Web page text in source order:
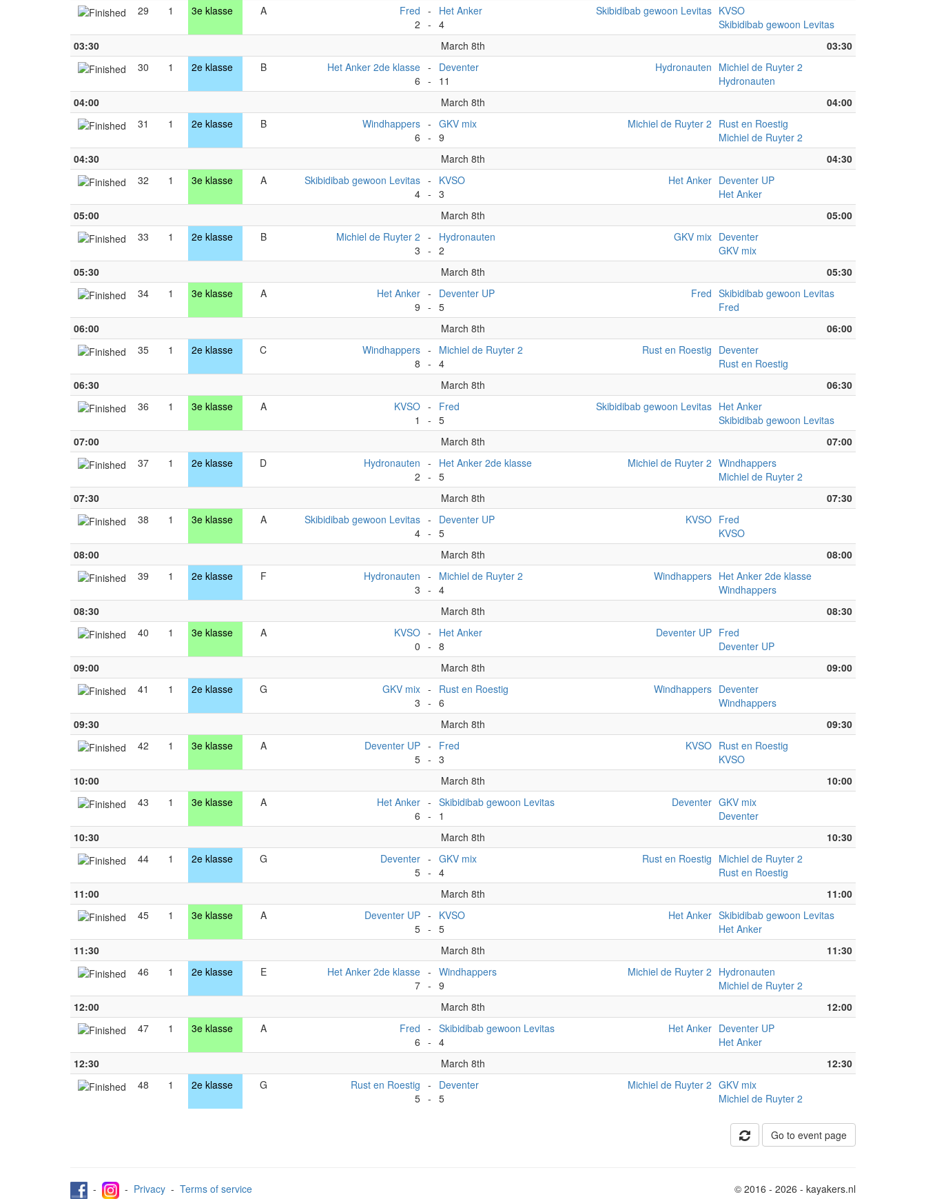
29
1 3e klasse A
Fred
2
-
-
Het Anker
4
Skibidibab gewoon Levitas KVSO
Skibidibab gewoon Levitas
03:30
March 8th
03:30
30
1 2e klasse B
Het Anker 2de klasse
6
-
-
Deventer
11
Hydronauten Michiel de Ruyter 2
Hydronauten
04:00
March 8th
04:00
31
1 2e klasse B
Windhappers
6
-
-
GKV mix
9
Michiel de Ruyter 2 Rust en Roestig
Michiel de Ruyter 2
04:30
March 8th
04:30
32
1 3e klasse A
Skibidibab gewoon Levitas
4
-
-
KVSO
3
Het Anker Deventer UP
Het Anker
05:00
March 8th
05:00
33
1 2e klasse B
Michiel de Ruyter 2
3
-
-
Hydronauten
2
GKV mix Deventer
GKV mix
05:30
March 8th
05:30
34
1 3e klasse A
Het Anker
9
-
-
Deventer UP
5
Fred Skibidibab gewoon Levitas
Fred
06:00
March 8th
06:00
35
1 2e klasse C
Windhappers
8
-
-
Michiel de Ruyter 2
4
Rust en Roestig Deventer
Rust en Roestig
06:30
March 8th
06:30
36
1 3e klasse A
KVSO
1
-
-
Fred
5
Skibidibab gewoon Levitas Het Anker
Skibidibab gewoon Levitas
07:00
March 8th
07:00
37
1 2e klasse D
Hydronauten
2
-
-
Het Anker 2de klasse
5
Michiel de Ruyter 2 Windhappers
Michiel de Ruyter 2
07:30
March 8th
07:30
38
1 3e klasse A
Skibidibab gewoon Levitas
4
-
-
Deventer UP
5
KVSO Fred
KVSO
08:00
March 8th
08:00
39
1 2e klasse F
Hydronauten
3
-
-
Michiel de Ruyter 2
4
Windhappers Het Anker 2de klasse
Windhappers
08:30
March 8th
08:30
40
1 3e klasse A
KVSO
0
-
-
Het Anker
8
Deventer UP Fred
Deventer UP
09:00
March 8th
09:00
41
1 2e klasse G
GKV mix
3
-
-
Rust en Roestig
6
Windhappers Deventer
Windhappers
09:30
March 8th
09:30
42
1 3e klasse A
Deventer UP
5
-
-
Fred
3
KVSO Rust en Roestig
KVSO
10:00
March 8th
10:00
43
1 3e klasse A
Het Anker
6
-
-
Skibidibab gewoon Levitas
1
Deventer GKV mix
Deventer
10:30
March 8th
10:30
44
1 2e klasse G
Deventer
5
-
-
GKV mix
4
Rust en Roestig Michiel de Ruyter 2
Rust en Roestig
11:00
March 8th
11:00
45
1 3e klasse A
Deventer UP
5
-
-
KVSO
5
Het Anker Skibidibab gewoon Levitas
Het Anker
11:30
March 8th
11:30
46
1 2e klasse E
Het Anker 2de klasse
7
-
-
Windhappers
9
Michiel de Ruyter 2 Hydronauten
Michiel de Ruyter 2
12:00
March 8th
12:00
47
1 3e klasse A
Fred
6
-
-
Skibidibab gewoon Levitas
4
Het Anker Deventer UP
Het Anker
12:30
March 8th
12:30
48
1 2e klasse G
Rust en Roestig
5
-
-
Deventer
5
Michiel de Ruyter 2 GKV mix
Michiel de Ruyter 2
Go to event page
- - Privacy - Terms of service © 2016 - 2026 - kayakers.nl